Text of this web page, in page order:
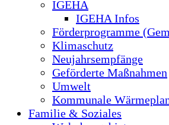
IGEHA
IGEHA Infos
Förderprogramme
Klimaschutz
Neujahrsempfänge
Geförderte Maßnahmen
Umwelt
Kommunale
Familie & Soziales